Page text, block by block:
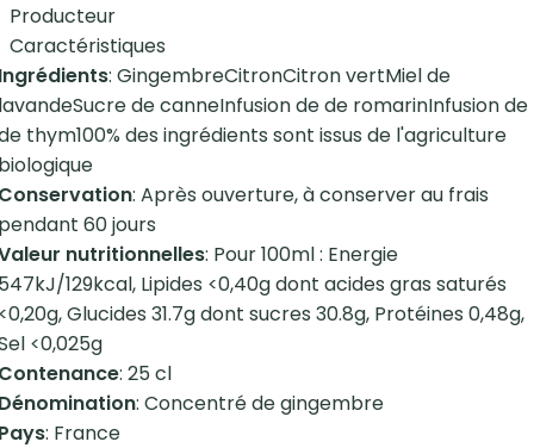
Producteur
Caractéristiques
: GingembreCitronCitron vertMiel de
de canneInfusion de de romarinInfusion de
thym100% des ingrédients sont issus de l'agriculture
: Après ouverture, à conserver au frais
60 jours
nutritionnelles: Pour 100ml : Energie
129kcal, Lipides <0,40g dont acides gras saturés
Glucides 31.7g dont sucres 30.8g, Protéines 0,48g,
<0,025g
: 25 cl
: Concentré de gingembre
: France